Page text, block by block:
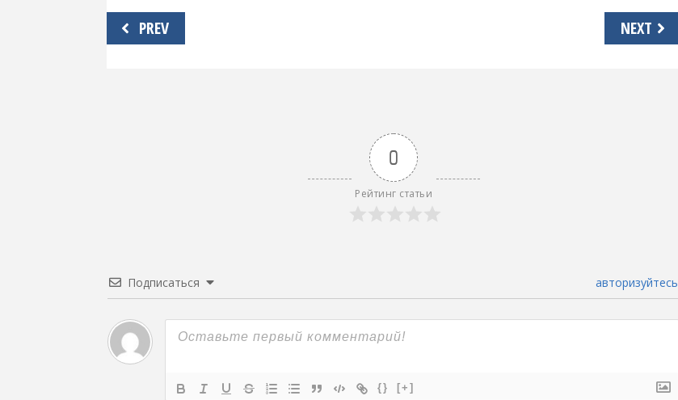
Навигация
по
PREV NEXT
0
Рейтинг статьи
Подписаться авторизуйтесь
{} [+]